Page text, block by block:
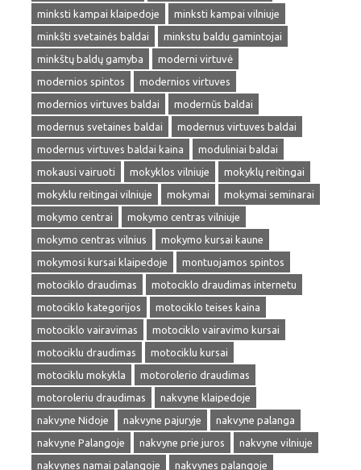
minksti kampai klaipedoje
minksti kampai vilniuje
minkšti svetainės baldai
minkstu baldu gamintojai
minkštų baldų gamyba
moderni virtuvė
modernios spintos
modernios virtuves
modernios virtuves baldai
modernūs baldai
modernus svetaines baldai
modernus virtuves baldai
modernus virtuves baldai kaina
moduliniai baldai
mokausi vairuoti
mokyklos vilniuje
mokyklų reitingai
mokyklu reitingai vilniuje
mokymai
mokymai seminarai
mokymo centrai
mokymo centras vilniuje
mokymo centras vilnius
mokymo kursai kaune
mokymosi kursai klaipedoje
montuojamos spintos
motociklo draudimas
motociklo draudimas internetu
motociklo kategorijos
motociklo teises kaina
motociklo vairavimas
motociklo vairavimo kursai
motociklu draudimas
motociklu kursai
motociklu mokykla
motorolerio draudimas
motoroleriu draudimas
nakvyne klaipedoje
nakvyne Nidoje
nakvyne pajuryje
nakvyne palanga
nakvyne Palangoje
nakvyne prie juros
nakvyne vilniuje
nakvynes namai palangoje
nakvynes palangoje